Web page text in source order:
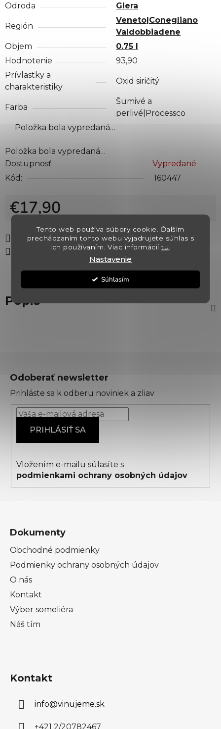
Tento web používa súbory cookie. Ďalším
prechádzaním tohto webu vyjadrujete súhlas s
ich používaním. Viac informáciítu
Nastavenie
Súhlasím
Odroda
Glera
Región
Veneto|Conegliano
Valdobbiadene
Objem
0.75 l
Hodnotenie
93,90
Prívlastky a
charakteristiky
Oxid siričitý
Farba
Šumivé a
perlivé|Processco
Položka bola vypredaná…
Položka bola vypredaná…
Dostupnosť
Vypredané
Kód:
160447
€17,90
Tlač
Opýtať sa
Strážiť
Popis
Odoberať newsletter
Prihláste sa k odberu noviniek a zliav
PRIHLÁSIŤ SA
Vložením e-mailu súlasíte s
podmienkami ochrany osobných údajov
Dokumenty
Obchodné podmienky
Podmienky ochrany osobných údajov
O nás
Kontakt
Výber someliéra
Náš tím
Kontakt
info@vinujeme.sk
+421 2/20782467